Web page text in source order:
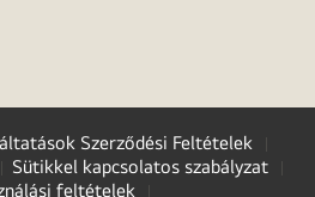
Szerződési Feltételek
Sütikkel kapcsolatos szabályzat
feltételek